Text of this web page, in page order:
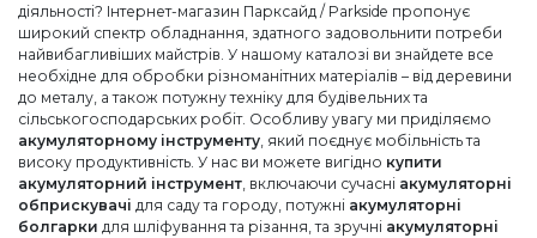
діяльності? Інтернет-магазин Парксайд / Parkside пропонує
широкий спектр обладнання, здатного задовольнити потреби
найвибагливіших майстрів. У нашому каталозі ви знайдете все
необхідне для обробки різноманітних матеріалів – від деревини
до металу, а також потужну техніку для будівельних та
сільськогосподарських робіт. Особливу увагу ми приділяємо
акумуляторному інструменту , який поєднує мобільність та
високу продуктивність. У нас ви можете вигідно купити
акумуляторний інструмент , включаючи сучасні акумуляторні
обприскувачі для саду та городу, потужні акумуляторні
болгарки для шліфування та різання, та зручні акумуляторні